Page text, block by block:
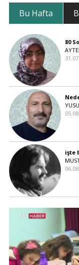
Bu Hafta
80
işte